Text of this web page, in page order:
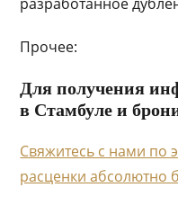
Прочее:
Для получения
в Стамбуле и
Свяжитесь с нами по
расценки абсолютно